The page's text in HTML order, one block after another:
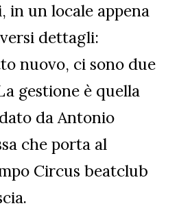
in un locale appena
dettagli:
nuovo, ci sono due
gestione è quella
da Antonio
che porta al
Circus beatclub